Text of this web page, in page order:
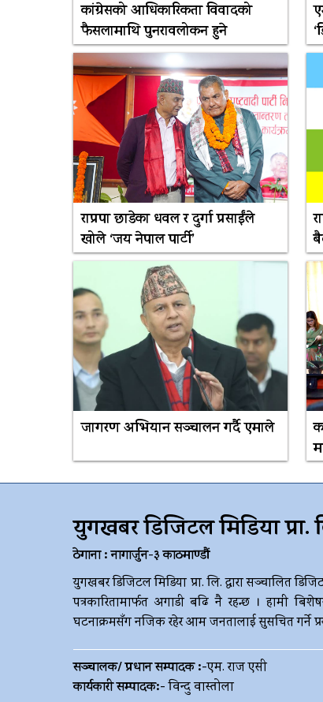
कांग्रेसको आधिकारिकता विवादको
फैसलामाथि पुनरावलोकन हुने
राप्रपा छाडेका धवल र दुर्गा प्रसाईंले
खोले ‘जय नेपाल पार्टी’
जागरण अभियान सञ्चालन गर्दै एमाले
युगखबर डिजिटल मिडिया प्रा.
ठेगाना : नागार्जुन-३ काठमाण्डौं
युगखबर डिजिटल मिडिया प्रा. लि. द्धारा सञ्चालित
पत्रकारितामार्फत अगाडी बढि नै रहन्छ । हामी
घटनाक्रमसँग नजिक रहेर आम जनतालाई सुसचित गर्ने
सञ्चालक/ प्रधान सम्पादक :-एम. राज एसी
कार्यकारी सम्पादक:-विन्दु वास्तोला